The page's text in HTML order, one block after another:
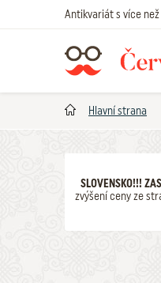
Antikvariát s více než
Hlavní strana
SLOVENSKO!!!
zvýšení ceny ze